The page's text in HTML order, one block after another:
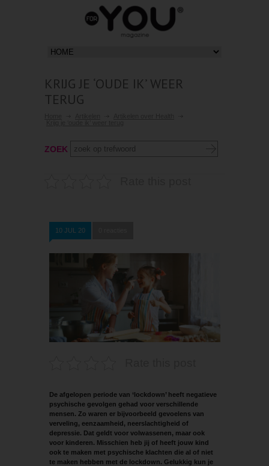
KRIJG JE ‘OUDE IK’ WEER
TERUG
ZOEK
10 JUL 20
De afgelopen periode van ‘lockdown’ heeft negatieve
psychische gevolgen gehad voor verschillende
mensen. Zo waren er bijvoorbeeld gevoelens van
verveling, eenzaamheid, neerslachtigheid of
depressie. Dat geldt voor volwassenen, maar ook
voor kinderen. Misschien heb jij of heeft jouw kind
ook te maken met psychische klachten die al of niet
te maken hebben met de lockdown. Gelukkig kun je